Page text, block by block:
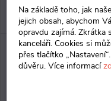
Na základě toho, jak
jejich obsah, abychom
opravdu zajímá. Zkrátka
kanceláři. Cookies si
přes tlačítko
důvěru. Více informací
nízká 800x765x400 mm,
dělená, lískovnice 18 polic,
půda, dno a police tl. 22
ostatní 16 mm, výšková
rektifikace max 30 mm,
kancelářské skříně:...